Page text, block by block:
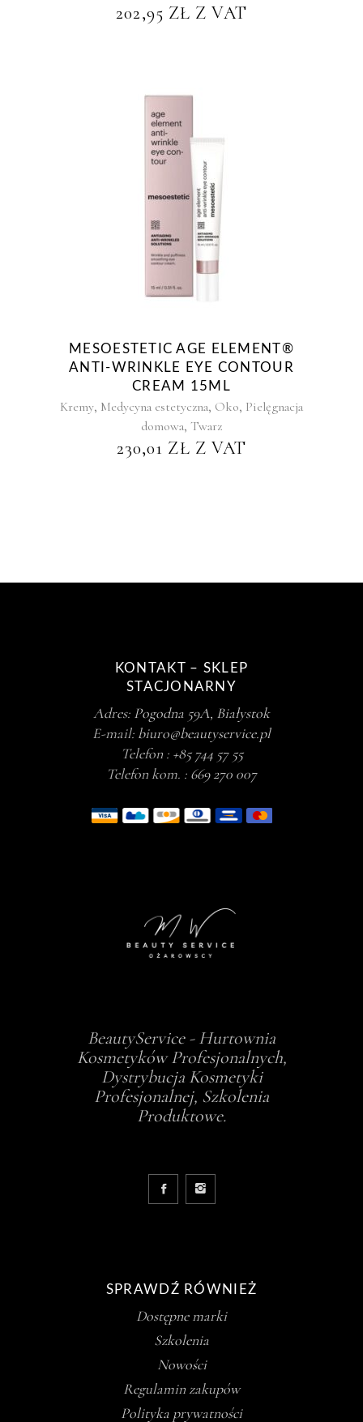
202,95 ZŁ Z VAT
MESOESTETIC AGE ELEMENT®
ANTI-WRINKLE EYE CONTOUR
CREAM 15ML
Kremy, Medycyna estetyczna, Oko, Pielęgnacja
domowa, Twarz
230,01 ZŁ Z VAT
KONTAKT – SKLEP
STACJONARNY
Adres: Pogodna 59A, Białystok
E-mail: biuro@beautyservice.pl
Telefon : +85 744 57 55
Telefon kom. : 669 270 007
BeautyService - Hurtownia
Kosmetyków Profesjonalnych,
Dystrybucja Kosmetyki
Profesjonalnej, Szkolenia
Produktowe.
SPRAWDŹ RÓWNIEŻ
Dostępne marki
Szkolenia
Nowości
Regulamin zakupów
Polityka prywatności